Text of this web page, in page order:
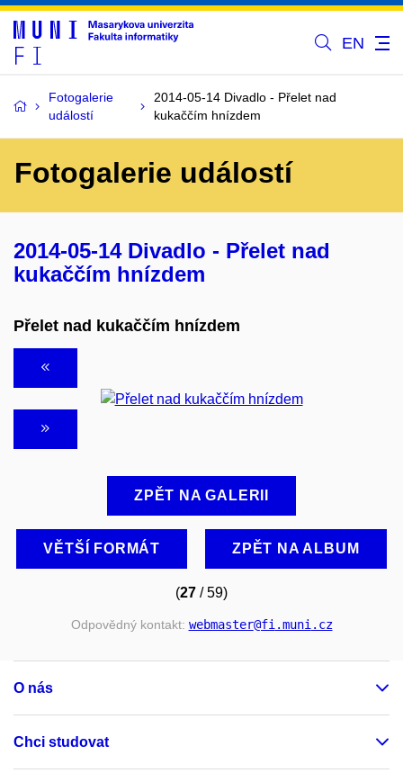
EN
Fotogalerie
událostí
2014-05-14 Divadlo - Přelet nad
kukaččím hnízdem
Fotogalerie událostí
2014-05-14 Divadlo - Přelet nad
kukaččím hnízdem
Přelet nad kukaččím hnízdem
ZPĚT NA GALERII
VĚTŠÍ FORMÁT ZPĚT NA ALBUM
(27 / 59)
Odpovědný kontakt: webmaster@fi.muni.cz
O nás
Chci studovat